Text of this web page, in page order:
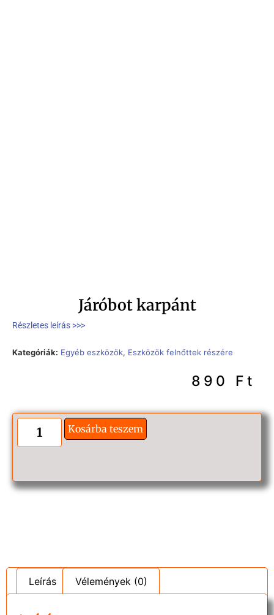
Járóbot karpánt
Részletes leírás >>>
Kategóriák: Egyéb eszközök, Eszközök felnőttek részére
890 Ft
Kosárba teszem
Leírás Vélemények (0)